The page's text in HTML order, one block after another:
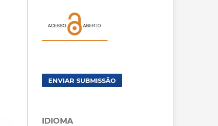
ENVIAR SUBMISSÃO
IDIOMA